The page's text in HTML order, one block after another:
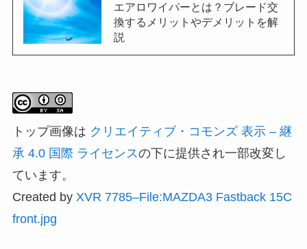
エアロワイパーとは？ブレード交
換するメリットやデメリットを解
説
トップ画像は クリエイティブ・コモンズ 表示 – 継
承 4.0 国際 ライセンスの下に提供され一部改変し
ています。
Created by XVR 7785–File:MAZDA3 Fastback 15C
front.jpg